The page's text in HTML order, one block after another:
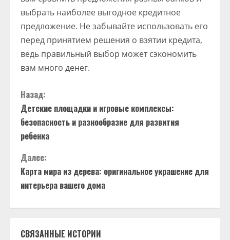
выбрать наиболее выгодное кредитное
предложение. Не забывайте использовать его
перед принятием решения о взятии кредита,
ведь правильный выбор может сэкономить
вам много денег.
П
р
о
д
о
л
ж
Назад:
Детские площадки и игровые комплексы:
безопасность и разнообразие для развития
ребенка
Далее:
Карта мира из дерева: оригинальное украшение для
интерьера вашего дома
СВЯЗАННЫЕ ИСТОРИИ